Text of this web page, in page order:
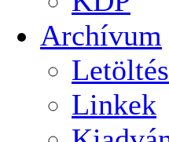
Archívum
Linkek